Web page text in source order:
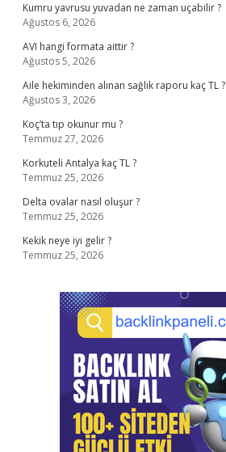
Kumru yavrusu yuvadan ne zaman uçabilir ?
Ağustos 6, 2026
AVI hangi formata aittir ?
Ağustos 5, 2026
Aile hekiminden alınan sağlık raporu kaç TL ?
Ağustos 3, 2026
Koç’ta tıp okunur mu ?
Temmuz 27, 2026
Korkuteli Antalya kaç TL ?
Temmuz 25, 2026
Delta ovalar nasıl oluşur ?
Temmuz 25, 2026
Kekik neye iyi gelir ?
Temmuz 25, 2026